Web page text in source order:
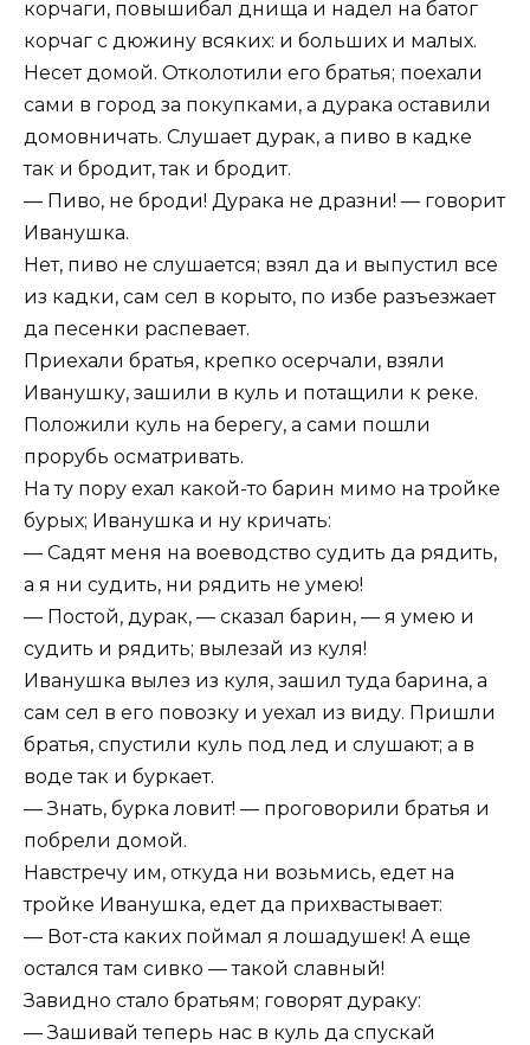
корчаги, повышибал днища и надел на батог
корчаг с дюжину всяких: и больших и малых.
Несет домой. Отколотили его братья; поехали
сами в город за покупками, а дурака оставили
домовничать. Слушает дурак, а пиво в кадке
так и бродит, так и бродит.
— Пиво, не броди! Дурака не дразни! — говорит
Иванушка.
Нет, пиво не слушается; взял да и выпустил все
из кадки, сам сел в корыто, по избе разъезжает
да песенки распевает.
Приехали братья, крепко осерчали, взяли
Иванушку, зашили в куль и потащили к реке.
Положили куль на берегу, а сами пошли
прорубь осматривать.
На ту пору ехал какой-то барин мимо на тройке
бурых; Иванушка и ну кричать:
— Садят меня на воеводство судить да рядить,
а я ни судить, ни рядить не умею!
— Постой, дурак, — сказал барин, — я умею и
судить и рядить; вылезай из куля!
Иванушка вылез из куля, зашил туда барина, а
сам сел в его повозку и уехал из виду. Пришли
братья, спустили куль под лед и слушают; а в
воде так и буркает.
— Знать, бурка ловит! — проговорили братья и
побрели домой.
Навстречу им, откуда ни возьмись, едет на
тройке Иванушка, едет да прихвастывает:
— Вот-ста каких поймал я лошадушек! А еще
остался там сивко — такой славный!
Завидно стало братьям; говорят дураку:
— Зашивай теперь нас в куль да спускай